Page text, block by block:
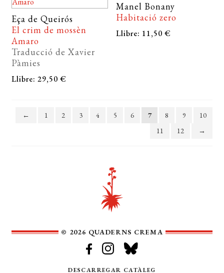
Eça de Queirós
El crim de mossèn
Amaro
Traducció de Xavier
Pàmies
Llibre: 29,50 €
Manel Bonany
Habitació zero
Llibre: 11,50 €
← 1 2 3 4 5 6 7 8 9
10
11
12 →
© 2026 QUADERNS CREMA
DESCARREGAR CATÀLEG